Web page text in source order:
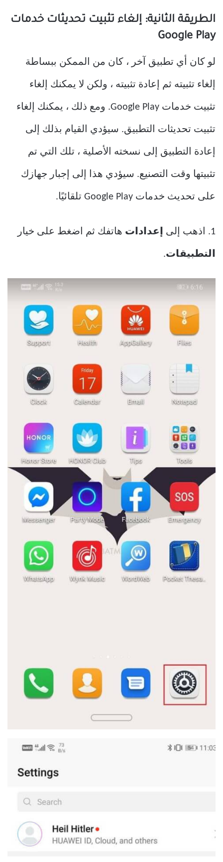
الطريقة الثانية: إلغاء تثبيت تحديثات خدمات
Google Play
لو كان أي تطبيق آخر ، كان من الممكن ببساطة
إلغاء تثبيته ثم إعادة تثبيته ، ولكن لا يمكنك إلغاء
تثبيت خدمات Google Play. ومع ذلك ، يمكنك إلغاء
تثبيت تحديثات التطبيق. سيؤدي القيام بذلك إلى
إعادة التطبيق إلى نسخته الأصلية ، تلك التي تم
تثبيتها وقت التصنيع. سيؤدي هذا إلى إجبار جهازك
على تحديث خدمات Google Play تلقائيًا.
1. اذهب إلى إعدادات هاتفك ثم اضغط على خيار
التطبيقات.